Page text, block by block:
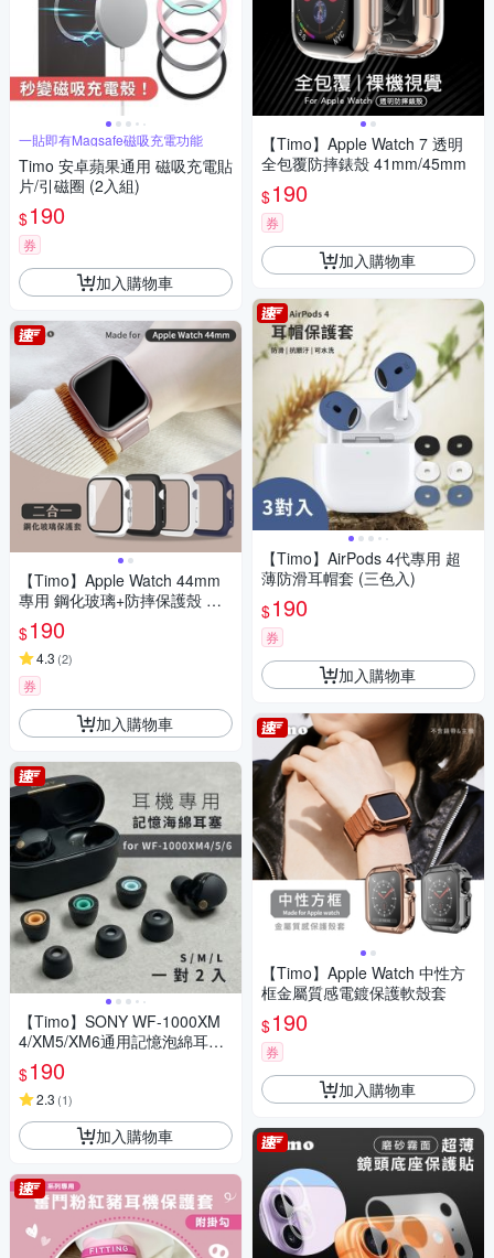
一貼即有Magsafe磁吸充電功能
Timo 安卓蘋果通用 磁吸充電貼
片/引磁圈 (2入組)
$190
券
加入購物車
【Timo】Apple Watch 44mm
專用 鋼化玻璃+防摔保護殼 二
合一全包覆保護套
$190
4.3 (2)
券
加入購物車
【Timo】SONY WF-1000XM
4/XM5/XM6通用記憶泡綿耳塞
(一對2入)
$190
2.3 (1)
加入購物車
【Timo】Apple Watch 7 透明
全包覆防摔錶殼 41mm/45mm
$190
券
加入購物車
【Timo】AirPods 4代專用 超
薄防滑耳帽套 (三色入)
$190
券
加入購物車
【Timo】Apple Watch 中性方
框金屬質感電鍍保護軟殼套
$190
券
加入購物車